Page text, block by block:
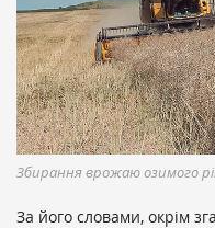
Збирання врожаю озимого
За його словами, окрім